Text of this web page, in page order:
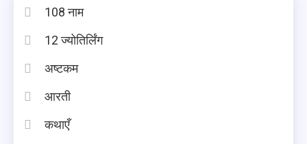
108 नाम
12 ज्योतिर्लिंग
अष्टकम
आरती
कथाएँ